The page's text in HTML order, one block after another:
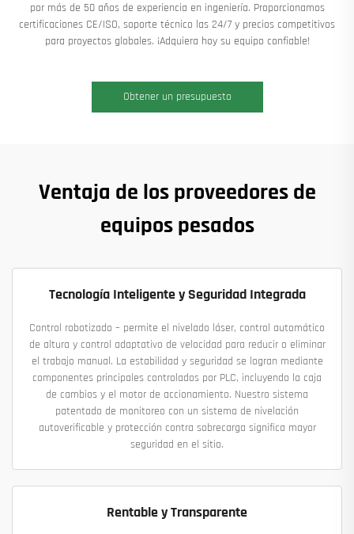
por más de 50 años de experiencia en ingeniería. Proporcionamos
certificaciones CE/ISO, soporte técnico las 24/7 y precios competitivos
para proyectos globales. ¡Adquiera hoy su equipo confiable!
Obtener un presupuesto
Ventaja de los proveedores de
equipos pesados
Tecnología Inteligente y Seguridad Integrada
Control robotizado – permite el nivelado láser, control automático
de altura y control adaptativo de velocidad para reducir o eliminar
el trabajo manual. La estabilidad y seguridad se logran mediante
componentes principales controlados por PLC, incluyendo la caja
de cambios y el motor de accionamiento. Nuestro sistema
patentado de monitoreo con un sistema de nivelación
autoverificable y protección contra sobrecarga significa mayor
seguridad en el sitio.
Rentable y Transparente